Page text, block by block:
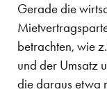
Gerade die
betrachten, wie
und der Umsatz
die daraus etwa